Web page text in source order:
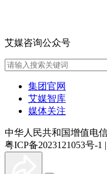
艾媒咨询公众号
集团官网
艾媒智库
媒体关注
中华人民共和国增值电
粤ICP备2023121053号-1 |